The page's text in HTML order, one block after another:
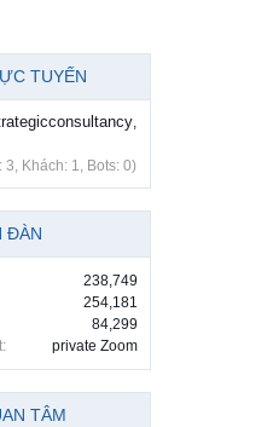
TUYẾN
,
Khách: 1, Bots: 0)
ĐÀN
238,749
254,181
84,299
private Zoom
TÂM